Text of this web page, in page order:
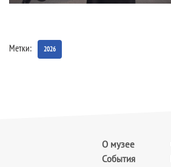
Метки: 2026
О музее
События